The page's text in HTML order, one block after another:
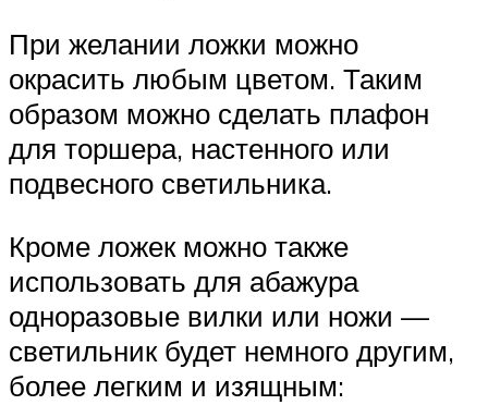
При желании ложки можно
окрасить любым цветом. Таким
образом можно сделать плафон
для торшера, настенного или
подвесного светильника.
Кроме ложек можно также
использовать для абажура
одноразовые вилки или ножи —
светильник будет немного другим,
более легким и изящным: